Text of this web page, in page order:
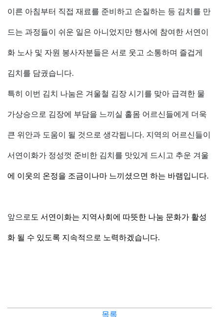
이른 아침부터 직접 재료를 준비하고 손질하는 등 김치를 만
드는 과정들이 쉬운 일은 아니었지만 행사에 참여한 서연이
화 노사 및 자원 봉사자분들은 서로 웃고 소통하며 즐겁게
김치를 담궜습니다.
특히 이번 김치 나눔은 겨울철 김장 시기를 맞아 급격한 물
가상승으로 김장에 부담을 느끼실 홀몸 어르신들에게 더욱
큰 위안과 도움이 될 것으로 생각됩니다. 지역의 어르신들이
서연이화가 정성껏 준비한 김치를 맛있게 드시고 추운 겨울
에 이웃의 온정을 조금이나마 느끼셨으면 하는 바램입니다.
앞으로 도 서연이화는 지역사회에 따뜻한 나눔 문화가 활성
화 될 수 있도록 지속적으로 노력하겠습니다.
목록